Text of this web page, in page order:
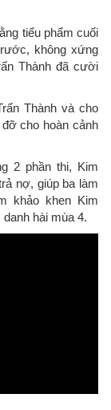
tiểu phẩm cuối
không xứng
Thành đã cười
Thành và cho
cho hoàn cảnh
2 phần thi, Kim
nợ, giúp ba làm
khảo khen Kim
hài mùa 4.